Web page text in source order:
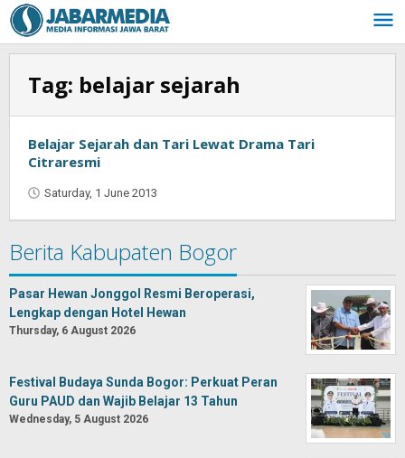
Skip
to
content
Tag: belajar sejarah
Belajar Sejarah dan Tari Lewat Drama Tari
Citraresmi
Saturday, 1 June 2013
Berita Kabupaten Bogor
Pasar Hewan Jonggol Resmi Beroperasi,
Lengkap dengan Hotel Hewan
Thursday, 6 August 2026
Festival Budaya Sunda Bogor: Perkuat Peran
Guru PAUD dan Wajib Belajar 13 Tahun
Wednesday, 5 August 2026